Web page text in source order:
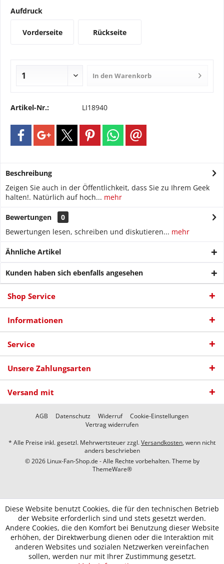
Aufdruck
Vorderseite Rückseite
In den Warenkorb
Artikel-Nr.: LI18940
Beschreibung
Zeigen Sie auch in der Öffentlichkeit, dass Sie zu Ihrem Geek
halten!. Natürlich auf hoch... mehr
Bewertungen
0
Bewertungen lesen, schreiben und diskutieren... mehr
Ähnliche Artikel
Kunden haben sich ebenfalls angesehen
Shop Service
Informationen
Service
Unsere Zahlungsarten
Versand mit
AGB Datenschutz Widerruf
Cookie-Einstellungen
Vertrag widerrufen
* Alle Preise inkl. gesetzl. Mehrwertsteuer zzgl.Versandkosten, wenn nicht
anders beschrieben
© 2026 Linux-Fan-Shop.de - Alle Rechte vorbehalten. Theme by
ThemeWare®
Diese Website benutzt Cookies, die für den technischen Betrieb
der Website erforderlich sind und stets gesetzt werden.
Andere Cookies, die den Komfort bei Benutzung dieser Website
erhöhen, der Direktwerbung dienen oder die Interaktion mit
anderen Websites und sozialen Netzwerken vereinfachen
sollen, werden nur mit Ihrer Zustimmung gesetzt.